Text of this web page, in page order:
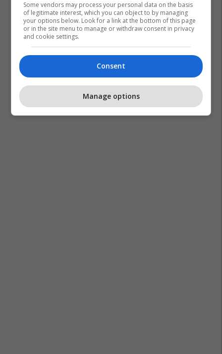
Some vendors may process your personal data on the basis
of legitimate interest, which you can object to by managing
your options below. Look for a link at the bottom of this page
or in the site menu to manage or withdraw consent in privacy
and cookie settings.
Consent
Manage options